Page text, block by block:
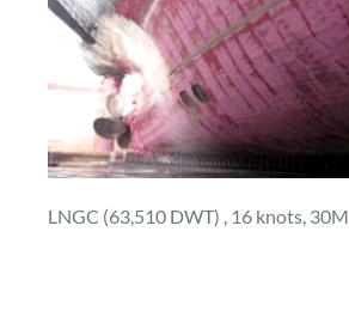
LNGC (63,510 DWT) , 16 knots, 30M